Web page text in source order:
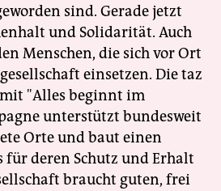
sind. Gerade jetzt
und Solidarität. Auch
Menschen, die sich vor Ort
einsetzen. Die taz
"Alles beginnt im
unterstützt bundesweit
Orte und baut einen
für deren Schutz und Erhalt
braucht guten, frei